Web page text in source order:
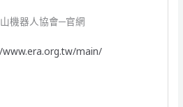
機器人協會─官網
main/